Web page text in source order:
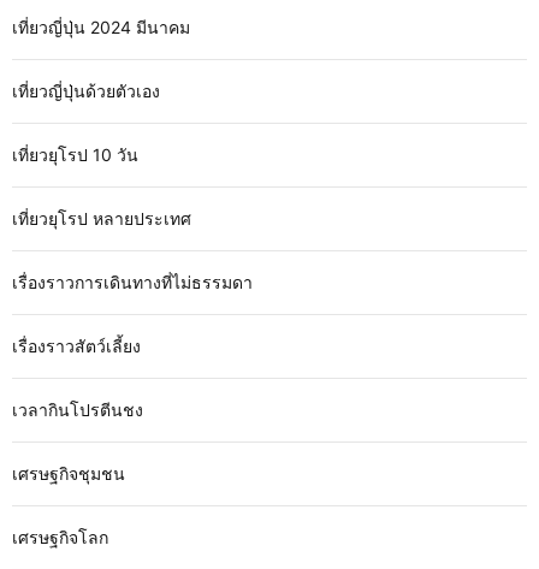
เที่ยวญี่ปุ่น 2024 มีนาคม
เที่ยวญี่ปุ่นด้วยตัวเอง
เที่ยวยุโรป 10 วัน
เที่ยวยุโรป หลายประเทศ
เรื่องราวการเดินทางที่ไม่ธรรมดา
เรื่องราวสัตว์เลี้ยง
เวลากินโปรตีนชง
เศรษฐกิจชุมชน
เศรษฐกิจโลก